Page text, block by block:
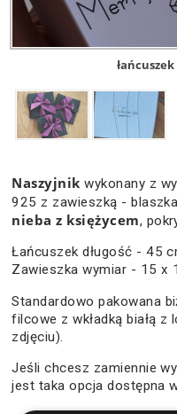
łańcuszek
Naszyjnik wykonany z
925 z zawieszką -
nieba z księżycem,
Łańcuszek długość - 45
Zawieszka wymiar - 15 x
Standardowo pakowana
filcowe z wkładką białą
zdjęciu).
Jeśli chcesz zamiennie
jest taka opcja dostępna